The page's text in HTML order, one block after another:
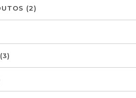
(2)
(3)